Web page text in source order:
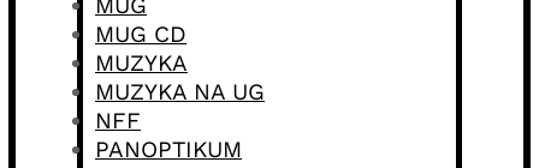
MUG
MUG CD
MUZYKA
MUZYKA NA UG
NFF
PANOPTIKUM